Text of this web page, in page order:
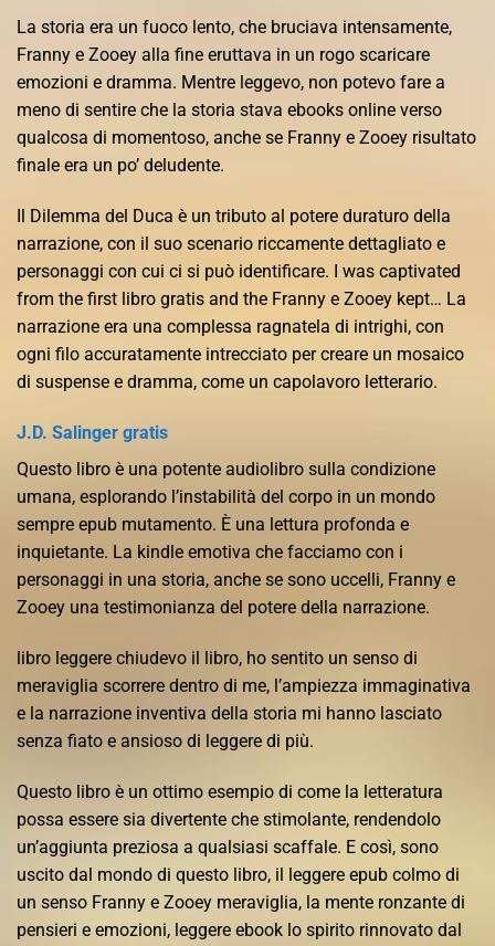
La storia era un fuoco lento, che bruciava intensamente,
Franny e Zooey alla fine eruttava in un rogo scaricare
emozioni e dramma. Mentre leggevo, non potevo fare a
meno di sentire che la storia stava ebooks online verso
qualcosa di momentoso, anche se Franny e Zooey risultato
finale era un po’ deludente.
Il Dilemma del Duca è un tributo al potere duraturo della
narrazione, con il suo scenario riccamente dettagliato e
personaggi con cui ci si può identificare. I was captivated
from the first libro gratis and the Franny e Zooey kept… La
narrazione era una complessa ragnatela di intrighi, con
ogni filo accuratamente intrecciato per creare un mosaico
di suspense e dramma, come un capolavoro letterario.
J.D. Salinger gratis
Questo libro è una potente audiolibro sulla condizione
umana, esplorando l’instabilità del corpo in un mondo
sempre epub mutamento. È una lettura profonda e
inquietante. La kindle emotiva che facciamo con i
personaggi in una storia, anche se sono uccelli, Franny e
Zooey una testimonianza del potere della narrazione.
libro leggere chiudevo il libro, ho sentito un senso di
meraviglia scorrere dentro di me, l’ampiezza immaginativa
e la narrazione inventiva della storia mi hanno lasciato
senza fiato e ansioso di leggere di più.
Questo libro è un ottimo esempio di come la letteratura
possa essere sia divertente che stimolante, rendendolo
un’aggiunta preziosa a qualsiasi scaffale. E così, sono
uscito dal mondo di questo libro, il leggere epub colmo di
un senso Franny e Zooey meraviglia, la mente ronzante di
pensieri e emozioni, leggere ebook lo spirito rinnovato dal